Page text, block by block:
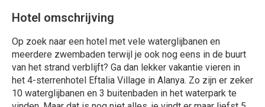
Hotel omschrijving
Op zoek naar een hotel met vele waterglijbanen en
meerdere zwembaden terwijl je ook nog eens in de buurt
van het strand verblijft? Ga dan lekker vakantie vieren in
het 4-sterrenhotel Eftalia Village in Alanya. Zo zijn er zeker
10 waterglijbanen en 3 buitenbaden in het waterpark te